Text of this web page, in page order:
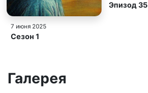
7 июня 2025
Сезон 1
Эпизод 35
Галерея